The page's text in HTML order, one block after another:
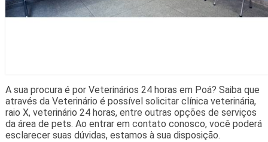
A sua procura é por Veterinários 24 horas em Poá? Saiba que
através da Veterinário é possível solicitar clínica veterinária,
raio X, veterinário 24 horas, entre outras opções de serviços
da área de pets. Ao entrar em contato conosco, você poderá
esclarecer suas dúvidas, estamos à sua disposição.